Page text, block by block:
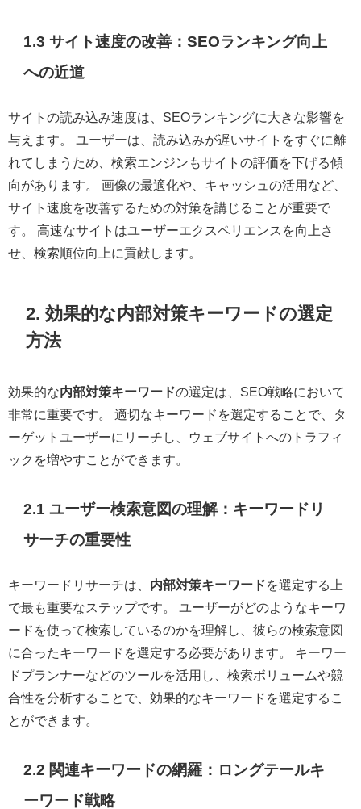
1.3 サイト速度の改善：SEOランキング向上
への近道
サイトの読み込み速度は、SEOランキングに大きな影響を
与えます。 ユーザーは、読み込みが遅いサイトをすぐに離
れてしまうため、検索エンジンもサイトの評価を下げる傾
向があります。 画像の最適化や、キャッシュの活用など、
サイト速度を改善するための対策を講じることが重要で
す。 高速なサイトはユーザーエクスペリエンスを向上さ
せ、検索順位向上に貢献します。
2. 効果的な内部対策キーワードの選定
方法
効果的な内部対策キーワードの選定は、SEO戦略において
非常に重要です。 適切なキーワードを選定することで、タ
ーゲットユーザーにリーチし、ウェブサイトへのトラフィ
ックを増やすことができます。
2.1 ユーザー検索意図の理解：キーワードリ
サーチの重要性
キーワードリサーチは、 内部対策キーワードを選定する上
で最も重要なステップです。 ユーザーがどのようなキーワ
ードを使って検索しているのかを理解し、彼らの検索意図
に合ったキーワードを選定する必要があります。 キーワー
ドプランナーなどのツールを活用し、検索ボリュームや競
合性を分析することで、効果的なキーワードを選定するこ
とができます。
2.2 関連キーワードの網羅：ロングテールキ
ーワード戦略